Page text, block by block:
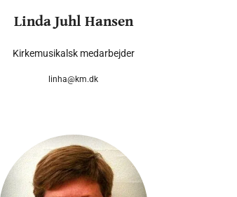
Linda Juhl Hansen
Kirkemusikalsk medarbejder
linha@km.dk